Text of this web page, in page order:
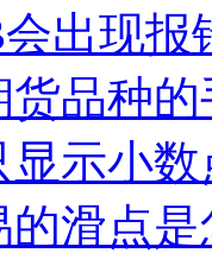
出现
品种
示小
滑点